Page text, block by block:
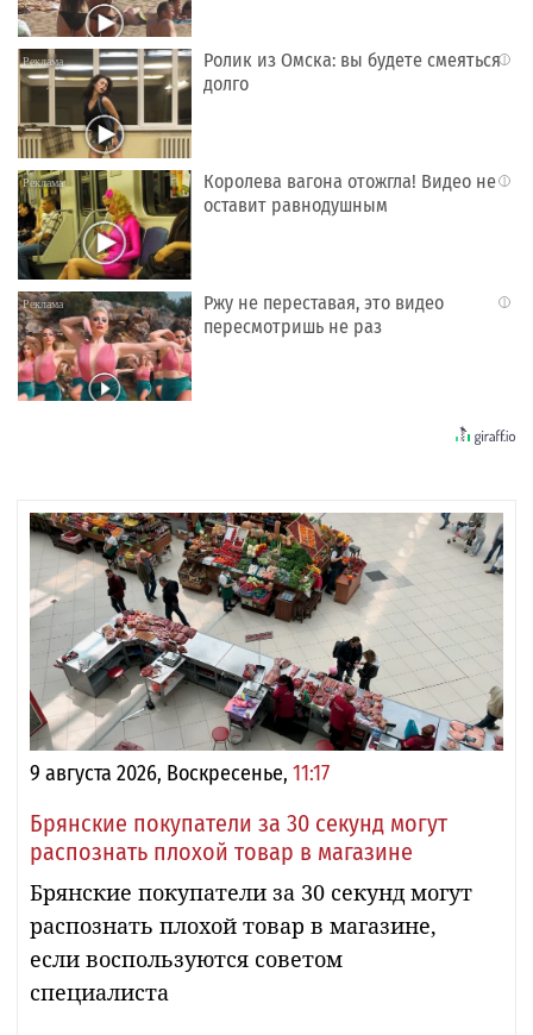
i
Ролик из Омска: вы будете смеяться
долго
i
Королева вагона отожгла! Видео не
оставит равнодушным
i
Ржу не переставая, это видео
пересмотришь не раз
9 августа 2026, Воскресенье, 11:17
Брянские покупатели за 30 секунд могут
распознать плохой товар в магазине
Брянские покупатели за 30 секунд могут
распознать плохой товар в магазине,
если воспользуются советом
специалиста